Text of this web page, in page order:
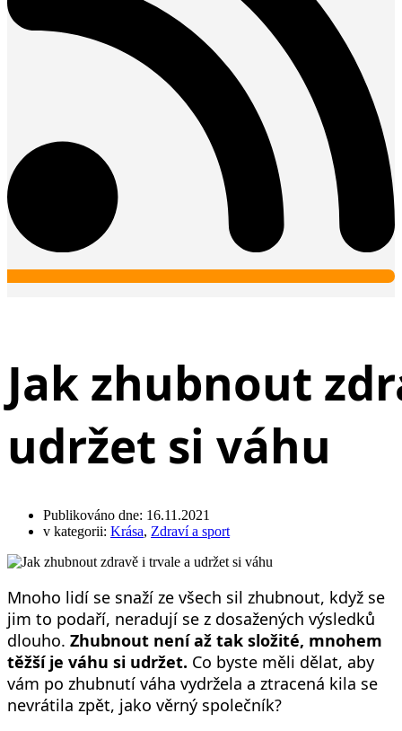
Jak zhubnout
udržet si váhu
Publikováno dne: 16.11.2021
v kategorii: Krása, Zdraví a sport
Mnoho lidí se snaží ze všech sil zhubnout, když se
jim to podaří, neradují se z dosažených výsledků
dlouho. Zhubnout není až tak složité, mnohem
těžší je váhu si udržet. Co byste měli dělat, aby
vám po zhubnutí váha vydržela a ztracená kila se
nevrátila zpět, jako věrný společník?